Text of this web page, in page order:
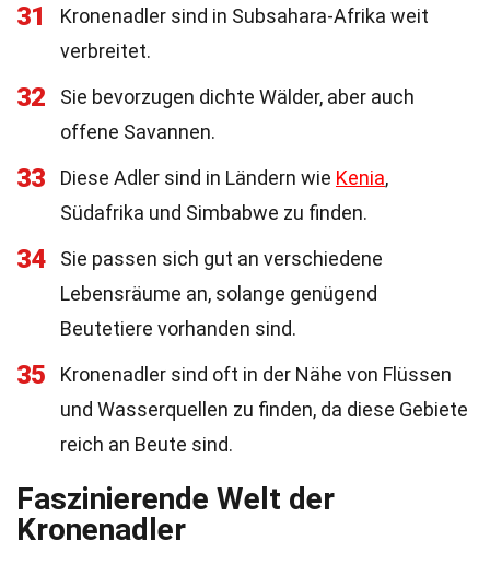
31
Kronenadler sind in Subsahara-Afrika weit
verbreitet.
32
Sie bevorzugen dichte Wälder, aber auch
offene Savannen.
33 Diese Adler sind in Ländern wie Kenia,
Südafrika und Simbabwe zu finden.
34
Sie passen sich gut an verschiedene
Lebensräume an, solange genügend
Beutetiere vorhanden sind.
35
Kronenadler sind oft in der Nähe von Flüssen
und Wasserquellen zu finden, da diese Gebiete
reich an Beute sind.
Faszinierende Welt der
Kronenadler